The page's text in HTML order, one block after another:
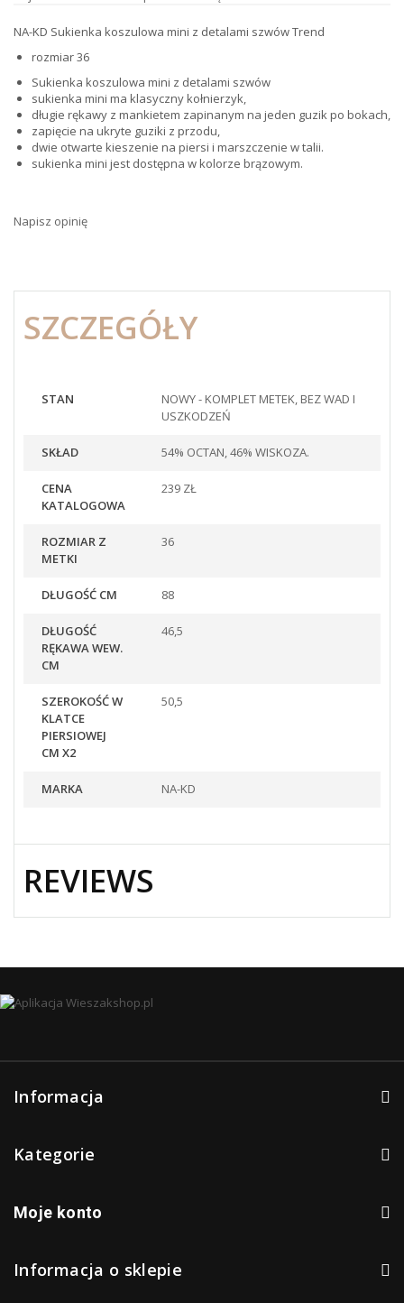
NA-KD Sukienka koszulowa mini z detalami szwów Trend
rozmiar 36
Sukienka koszulowa mini z detalami szwów
sukienka mini ma klasyczny kołnierzyk,
długie rękawy z mankietem zapinanym na jeden guzik po bokach,
zapięcie na ukryte guziki z przodu,
dwie otwarte kieszenie na piersi i marszczenie w talii.
sukienka mini jest dostępna w kolorze brązowym.
Napisz opinię
SZCZEGÓŁY
STAN
NOWY - KOMPLET METEK, BEZ WAD I
USZKODZEŃ
SKŁAD 54% OCTAN, 46% WISKOZA.
CENA
KATALOGOWA
239 ZŁ
ROZMIAR Z
METKI
36
DŁUGOŚĆ CM 88
DŁUGOŚĆ
RĘKAWA WEW.
CM
46,5
SZEROKOŚĆ W
KLATCE
PIERSIOWEJ
CM X2
50,5
MARKA NA-KD
REVIEWS
Informacja
Kategorie
Moje konto
Informacja o sklepie